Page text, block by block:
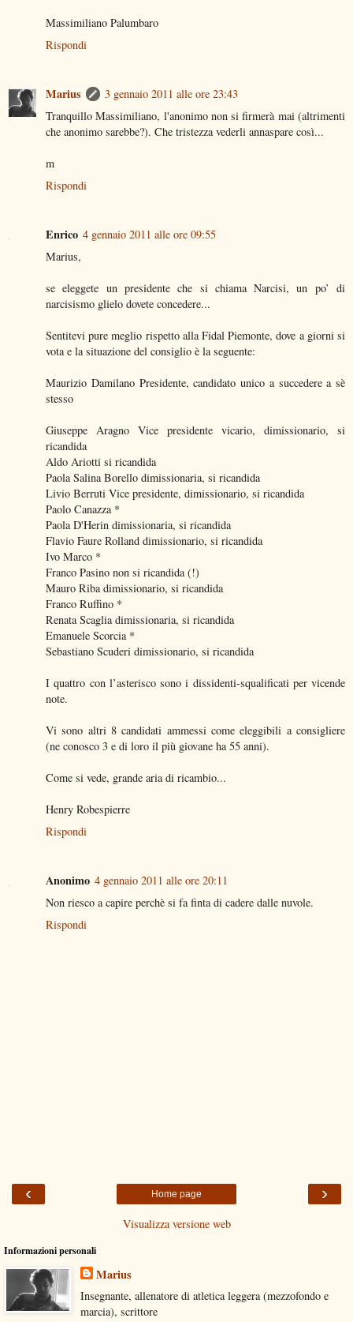
Massimiliano Palumbaro
Rispondi
Marius
3 gennaio 2011 alle ore 23:43
Tranquillo Massimiliano, l'anonimo non si firmerà mai (altrimenti
che anonimo sarebbe?). Che tristezza vederli annaspare così...
m
Rispondi
Enrico 4 gennaio 2011 alle ore 09:55
Marius,
se eleggete un presidente che si chiama Narcisi, un po’ di
narcisismo glielo dovete concedere...
Sentitevi pure meglio rispetto alla Fidal Piemonte, dove a giorni si
vota e la situazione del consiglio è la seguente:
Maurizio Damilano Presidente, candidato unico a succedere a sè
stesso
Giuseppe Aragno Vice presidente vicario, dimissionario, si
ricandida
Aldo Ariotti si ricandida
Paola Salina Borello dimissionaria, si ricandida
Livio Berruti Vice presidente, dimissionario, si ricandida
Paolo Canazza *
Paola D'Herin dimissionaria, si ricandida
Flavio Faure Rolland dimissionario, si ricandida
Ivo Marco *
Franco Pasino non si ricandida (!)
Mauro Riba dimissionario, si ricandida
Franco Ruffino *
Renata Scaglia dimissionaria, si ricandida
Emanuele Scorcia *
Sebastiano Scuderi dimissionario, si ricandida
I quattro con l’asterisco sono i dissidenti-squalificati per vicende
note.
Vi sono altri 8 candidati ammessi come eleggibili a consigliere
(ne conosco 3 e di loro il più giovane ha 55 anni).
Come si vede, grande aria di ricambio...
Henry Robespierre
Rispondi
Anonimo 4 gennaio 2011 alle ore 20:11
Non riesco a capire perchè si fa finta di cadere dalle nuvole.
Rispondi
‹ ›
Home page
Visualizza versione web
Informazioni personali
Marius
Insegnante, allenatore di atletica leggera (mezzofondo e
marcia), scrittore